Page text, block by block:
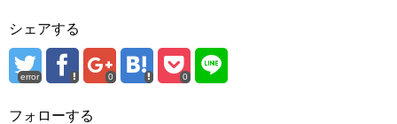
シェアする
error 0 0
フォローする